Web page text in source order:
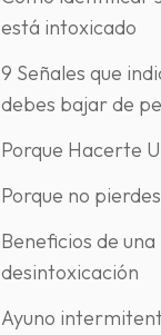
está intoxicado
9 Señales que
debes bajar de
Porque Hacerte
Porque no
Beneficios de una
desintoxicación
Ayuno